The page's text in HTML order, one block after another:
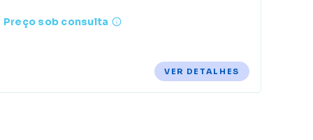
Preço sob consulta
VER DETALHES